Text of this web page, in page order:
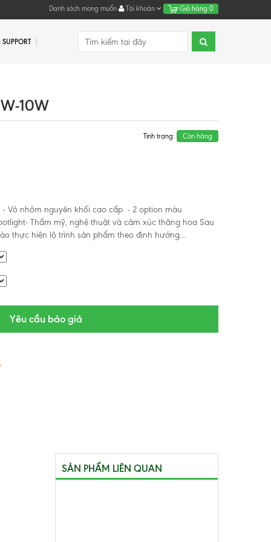
Danh sách mong muốn Tài khoản Giỏ hàng 0
10W
Tình trạng: Còn hàng
Vỏ nhôm nguyên khối cao cấp - 2 option màu
Thẩm mỹ, nghệ thuật và cảm xúc thăng hoa Sau
thực hiện lộ trình sản phẩm theo định hướng...
Yêu cầu báo giá
SẢN PHẨM LIÊN QUAN